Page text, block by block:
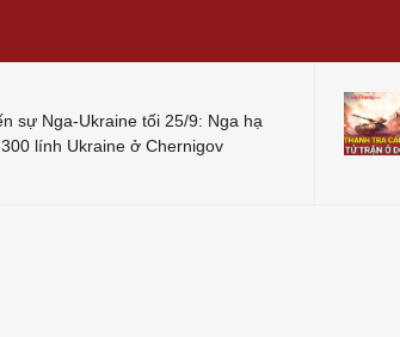
sự Nga-Ukraine tối 25/9: Nga hạ
lính Ukraine ở Chernigov